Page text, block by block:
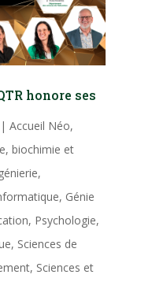
honore ses
| Accueil Néo,
biochimie et
,
, Génie
, Psychologie,
, Sciences de
, Sciences et